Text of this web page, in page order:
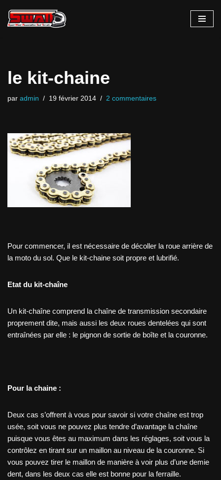
Aller
le kit-chaine
par admin 19 février 2014 2 commentaires
Pour commencer, il est nécessaire de décoller la roue arrière de
la moto du sol. Que le kit-chaine soit propre et lubrifié.
Etat du kit-chaîne
Un kit-chaîne comprend la chaîne de transmission secondaire
proprement dite, mais aussi les deux roues dentelées qui sont
entraînées par elle : le pignon de sortie de boîte et la couronne.
Pour la chaine :
Deux cas s’offrent à vous pour savoir si votre chaîne est trop
usée, soit vous ne pouvez plus tendre d’avantage la chaîne
puisque vous êtes au maximum dans les réglages, soit vous la
contrôlez en tirant sur un maillon au niveau de la couronne. Si
vous pouvez tirer le maillon de manière à voir plus d’une demie
dent, dans les deux cas elle est bonne pour la ferraille.